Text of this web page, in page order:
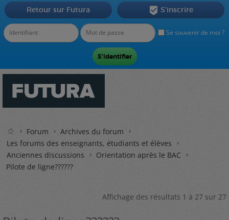
Se souvenir de moi ?
Retour sur Futura  S'inscrire
Forum
Archives du forum
Les forums des enseignants, étudiants et élèves
Anciennes discussions
Orientation après le BAC
Pilote de ligne??????
Affichage des résultats 1 à 27 sur 27